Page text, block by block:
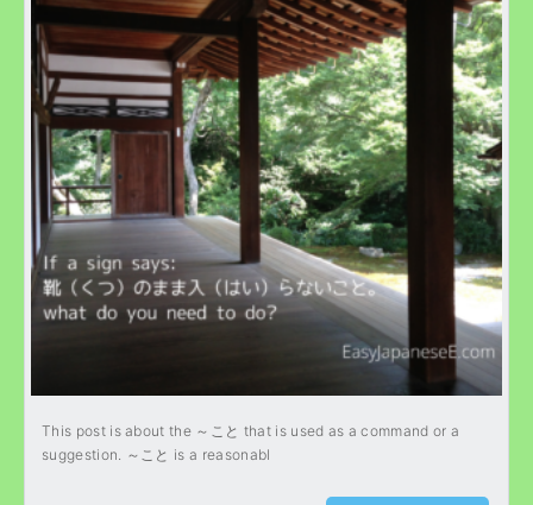
This post is about the ～こと that is used as a command or a
suggestion. ～こと is a reasonabl